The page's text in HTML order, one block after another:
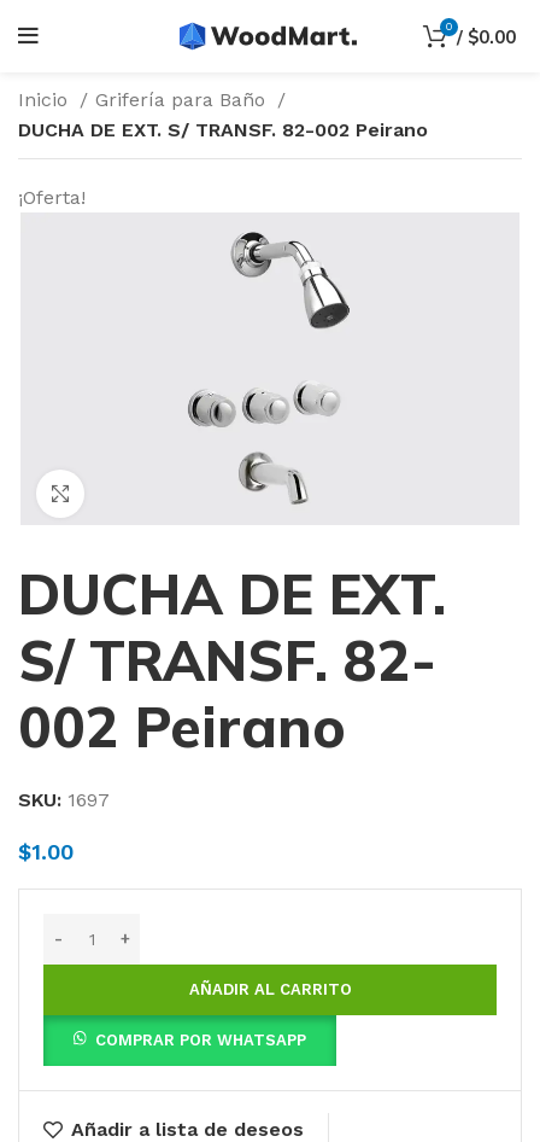
0 / $0.00
Inicio
Grifería para Baño
DUCHA DE EXT. S/ TRANSF. 82-002 Peirano
¡Oferta!
Haga Click para agrandar
DUCHA DE EXT.
S/ TRANSF. 82-
002 Peirano
SKU: 1697
$1.00
AÑADIR AL CARRITO
COMPRAR POR WHATSAPP
Añadir a lista de deseos